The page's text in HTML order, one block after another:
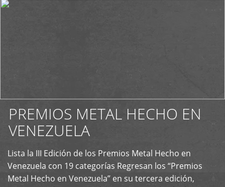
PREMIOS METAL HECHO EN
VENEZUELA
Lista la III Edición de los Premios Metal Hecho en
Venezuela con 19 categorías Regresan los “Premios
Metal Hecho en Venezuela” en su tercera edición,